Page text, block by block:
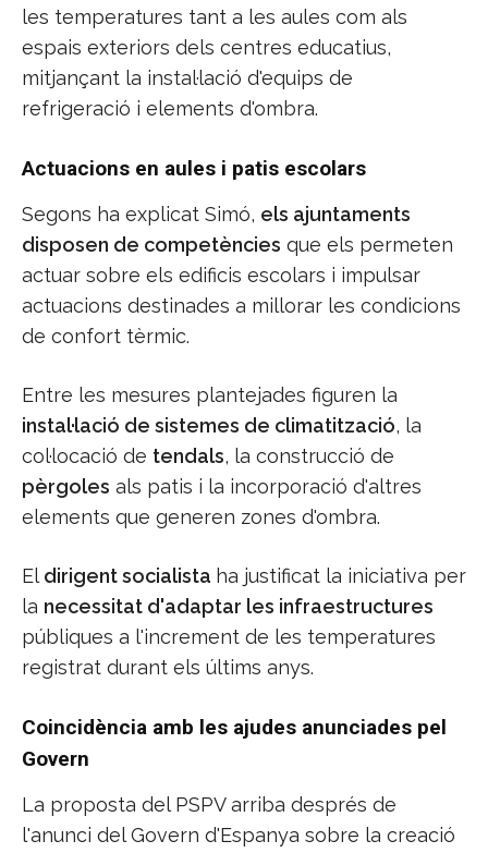
les temperatures tant a les aules com als
espais exteriors dels centres educatius,
mitjançant la instal·lació d'equips de
refrigeració i elements d'ombra.
Actuacions en aules i patis escolars
Segons ha explicat Simó, els ajuntaments
disposen de competències que els permeten
actuar sobre els edificis escolars i impulsar
actuacions destinades a millorar les condicions
de confort tèrmic.
Entre les mesures plantejades figuren la
instal·lació de sistemes de climatització, la
col·locació de tendals, la construcció de
pèrgoles als patis i la incorporació d'altres
elements que generen zones d'ombra.
El dirigent socialista ha justificat la iniciativa per
la necessitat d'adaptar les infraestructures
públiques a l'increment de les temperatures
registrat durant els últims anys.
Coincidència amb les ajudes anunciades pel
Govern
La proposta del PSPV arriba després de
l'anunci del Govern d'Espanya sobre la creació